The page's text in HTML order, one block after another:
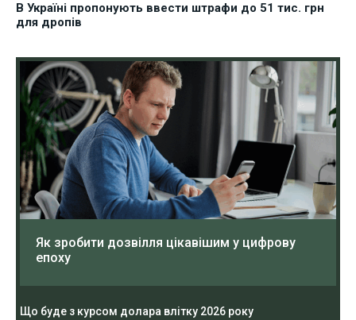
В Україні пропонують ввести штрафи до 51 тис. грн
для дропів
Як зробити дозвілля цікавішим у цифрову
епоху
Що буде з курсом долара влітку 2026 року